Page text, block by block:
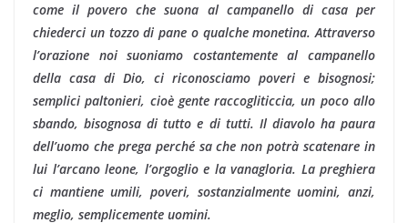
come il povero che suona al campanello di casa per
chiederci un tozzo di pane o qualche monetina. Attraverso
l’orazione noi suoniamo costantemente al campanello
della casa di Dio, ci riconosciamo poveri e bisognosi;
semplici paltonieri, cioè gente raccogliticcia, un poco allo
sbando, bisognosa di tutto e di tutti. Il diavolo ha paura
dell’uomo che prega perché sa che non potrà scatenare in
lui l’arcano leone, l’orgoglio e la vanagloria. La preghiera
ci mantiene umili, poveri, sostanzialmente uomini, anzi,
meglio, semplicemente uomini.